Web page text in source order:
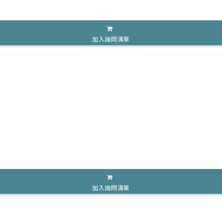
加入詢問清單
加入詢問清單